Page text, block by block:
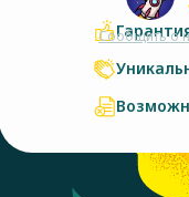
Сообщить о